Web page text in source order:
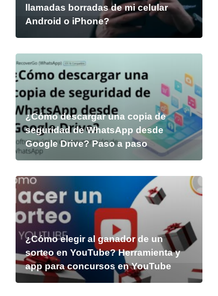
llamadas borradas de mi celular
Android o iPhone?
¿Cómo descargar una copia de
seguridad de WhatsApp desde
Google Drive? Paso a paso
¿Cómo elegir al ganador de un
sorteo en YouTube? Herramienta y
app para concursos en YouTube